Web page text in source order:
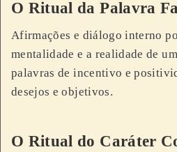
O Ritual da Palavra
Afirmações e diálogo interno
mentalidade e a realidade de
palavras de incentivo e
desejos e objetivos.
O Ritual do Caráter